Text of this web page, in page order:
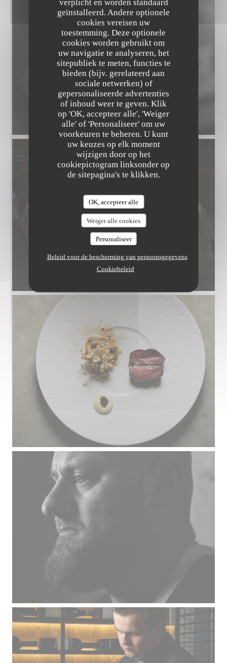
verplicht en worden standaard
geïnstalleerd. Andere optionele
cookies vereisen uw
toestemming. Deze optionele
cookies worden gebruikt om
uw navigatie te analyseren, het
sitepubliek te meten, functies te
bieden (bijv. gerelateerd aan
sociale netwerken) of
gepersonaliseerde advertenties
of inhoud weer te geven. Klik
op 'OK, accepteer alle', 'Weiger
alle' of 'Personaliseer' om uw
voorkeuren te beheren. U kunt
uw keuzes op elk moment
wijzigen door op het
cookiepictogram linksonder op
de sitepagina's te klikken.
OK, accepteer alle
Weiger alle cookies
Personaliseer
Beleid voor de bescherming van persoonsgegevens
Cookiebeleid
WILFORD T